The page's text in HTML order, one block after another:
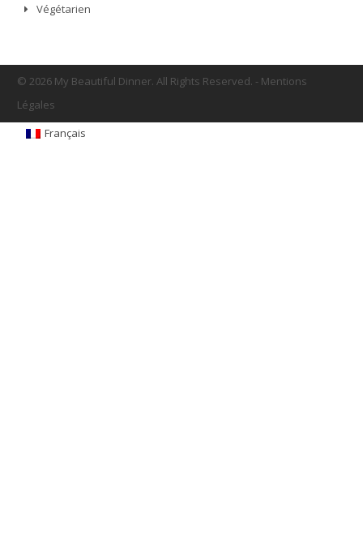
Végétarien
© 2026 My Beautiful Dinner. All Rights Reserved. - Mentions
Légales
Français